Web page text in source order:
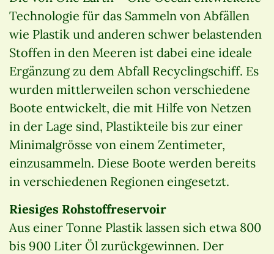
Technologie für das Sammeln von Abfällen
wie Plastik und anderen schwer belastenden
Stoffen in den Meeren ist dabei eine ideale
Ergänzung zu dem Abfall Recyclingschiff. Es
wurden mittlerweilen schon verschiedene
Boote entwickelt, die mit Hilfe von Netzen
in der Lage sind, Plastikteile bis zur einer
Minimalgrösse von einem Zentimeter,
einzusammeln. Diese Boote werden bereits
in verschiedenen Regionen eingesetzt.
Riesiges Rohstoffreservoir
Aus einer Tonne Plastik lassen sich etwa 800
bis 900 Liter Öl zurückgewinnen. Der